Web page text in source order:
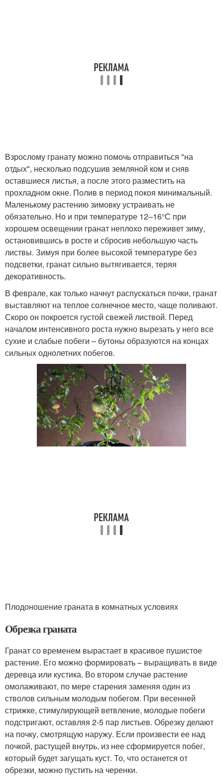
Взрослому гранату можно помочь отправиться "на
отдых", несколько подсушив земляной ком и сняв
оставшиеся листья, а после этого разместить на
прохладном окне. Полив в период покоя минимальный.
Маленькому растению зимовку устраивать не
обязательно. Но и при температуре 12–16°С при
хорошем освещении гранат неплохо переживет зиму,
остановившись в росте и сбросив небольшую часть
листвы. Зимуя при более высокой температуре без
подсветки, гранат сильно вытягивается, теряя
декоративность.
В феврале, как только начнут распускаться почки, гранат
выставляют на теплое солнечное место, чаще поливают.
Скоро он покроется густой свежей листвой. Перед
началом интенсивного роста нужно вырезать у него все
сухие и слабые побеги – бутоны образуются на концах
сильных однолетних побегов.
Плодоношение граната в комнатных условиях
Обрезка граната
Гранат со временем вырастает в красивое пушистое
растение. Его можно формировать – выращивать в виде
деревца или кустика. Во втором случае растение
омолаживают, по мере старения заменяя один из
стволов сильным молодым побегом. При весенней
стрижке, стимулирующей ветвление, молодые побеги
подстригают, оставляя 2-5 пар листьев. Обрезку делают
на почку, смотрящую наружу. Если произвести ее над
почкой, растущей внутрь, из нее сформируется побег,
который будет загущать куст. То, что останется от
обрезки, можно пустить на черенки.